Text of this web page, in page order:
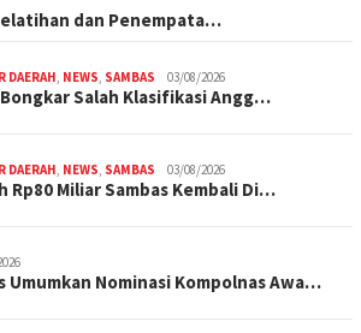
dan Penempata…
DAERAH, NEWS, SAMBAS 03/08/2026
Salah Klasifikasi Angg…
DAERAH, NEWS, SAMBAS 03/08/2026
Rp80 Miliar Sambas Kembali Di…
Umumkan Nominasi Kompolnas Awa…